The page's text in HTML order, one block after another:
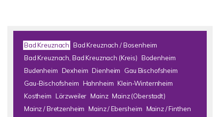
Bad Kreuznach Bad Kreuznach / Bosenheim
Bad Kreuznach, Bad Kreuznach (Kreis) Bodenheim
Budenheim Dexheim Dienheim
Gau Bischofsheim
Gau-Bischofsheim Hahnheim Klein-Winternheim
Kostheim Lörzweiler Mainz Mainz (Oberstadt)
Mainz / Bretzenheim Mainz / Ebersheim Mainz / Finthen